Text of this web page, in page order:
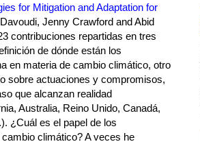
for Mitigation and Adaptation for
Jenny Crawford and Abid
contribuciones repartidas en tres
de dónde están los
en materia de cambio climático, otro
sobre actuaciones y compromisos,
que alcanzan realidad
Australia, Reino Unido, Canadá,
¿Cuál es el papel de los
climático? A veces he